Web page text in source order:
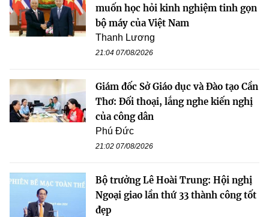
muốn học hỏi kinh nghiệm tinh gọn
bộ máy của Việt Nam
Thanh Lương
21:04 07/08/2026
Giám đốc Sở Giáo dục và Đào tạo Cần
Thơ: Đối thoại, lắng nghe kiến nghị
của công dân
Phú Đức
21:02 07/08/2026
Bộ trưởng Lê Hoài Trung: Hội nghị
Ngoại giao lần thứ 33 thành công tốt
đẹp